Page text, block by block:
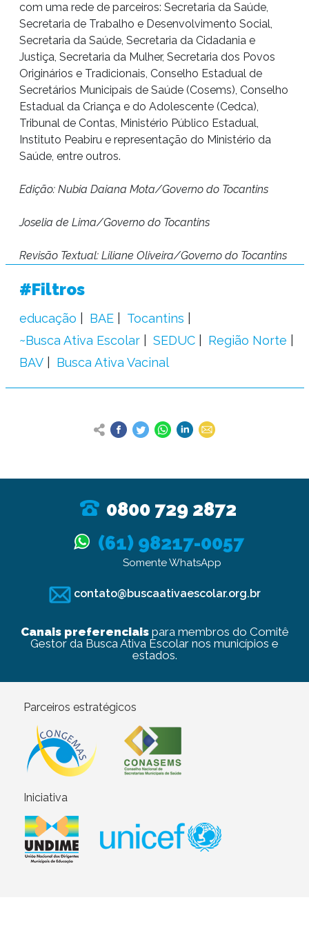
com uma rede de parceiros: Secretaria da Saúde,
Secretaria de Trabalho e Desenvolvimento Social,
Secretaria da Saúde, Secretaria da Cidadania e
Justiça, Secretaria da Mulher, Secretaria dos Povos
Originários e Tradicionais, Conselho Estadual de
Secretários Municipais de Saúde (Cosems), Conselho
Estadual da Criança e do Adolescente (Cedca),
Tribunal de Contas, Ministério Público Estadual,
Instituto Peabiru e representação do Ministério da
Saúde, entre outros.
Edição: Nubia Daiana Mota/Governo do Tocantins
Joselia de Lima/Governo do Tocantins
Revisão Textual: Liliane Oliveira/Governo do Tocantins
#Filtros
educação BAE
Tocantins
~Busca Ativa Escolar
SEDUC
Região Norte
BAV
Busca Ativa Vacinal
0800 729 2872
(61) 98217-0057
Somente WhatsApp
contato@buscaativaescolar.org.br
Canais preferenciaispara membros do Comitê
Gestor da Busca Ativa Escolar nos municípios e
estados.
Parceiros estratégicos
Iniciativa